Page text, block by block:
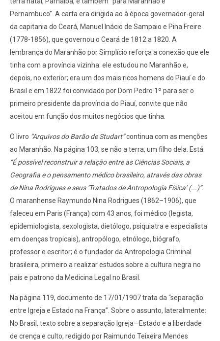
Pernambuco”. A carta era dirigida ao à época governador-geral
da capitania do Ceará, Manuel Inácio de Sampaio e Pina Freire
(1778-1856), que governou o Ceará de 1812 a 1820. A
lembrança do Maranhão por Simplício reforça a conexão que ele
tinha com a província vizinha: ele estudou no Maranhão e,
depois, no exterior; era um dos mais ricos homens do Piauí e do
Brasil e em 1822 foi convidado por Dom Pedro 1º para ser o
primeiro presidente da província do Piauí, convite que não
aceitou em função dos muitos negócios que tinha.
O livro “Arquivos do Barão de Studart”continua com as menções
ao Maranhão. Na página 103, se não a terra, um filho dela. Está:
“É possível reconstruir a relação entre as Ciências Sociais, a
Geografia e o pensamento médico brasileiro, através das obras
de Nina Rodrigues e seus ‘Tratados de Antropologia Física’ (...)”.
O maranhense Raymundo Nina Rodrigues (1862–1906), que
faleceu em Paris (França) com 43 anos, foi médico (legista,
epidemiologista, sexologista, dietólogo, psiquiatra e especialista
em doenças tropicais), antropólogo, etnólogo, biógrafo,
professor e escritor; é o fundador da Antropologia Criminal
brasileira, primeiro a realizar estudos sobre a cultura negra no
país e patrono da Medicina Legal no Brasil.
Na página 119, documento de 17/01/1907 trata da “separação
entre Igreja e Estado na França”. Sobre o assunto, lateralmente:
No Brasil, texto sobre a separação Igreja—Estado e a liberdade
de crença e culto, redigido por Raimundo Teixeira Mendes